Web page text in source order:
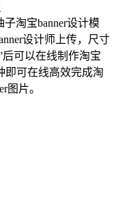
淘宝banner设计模
设计师上传，尺寸
后可以在线制作淘宝
即可在线高效完成淘
图片。